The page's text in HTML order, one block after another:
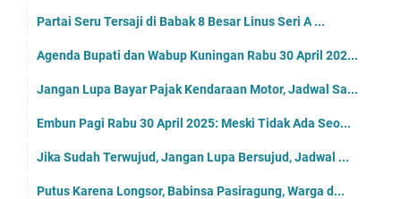
Partai Seru Tersaji di Babak 8 Besar Linus Seri A ...
Agenda Bupati dan Wabup Kuningan Rabu 30 April 202...
Jangan Lupa Bayar Pajak Kendaraan Motor, Jadwal Sa...
Embun Pagi Rabu 30 April 2025: Meski Tidak Ada Seo...
Jika Sudah Terwujud, Jangan Lupa Bersujud, Jadwal ...
Putus Karena Longsor, Babinsa Pasiragung, Warga d...